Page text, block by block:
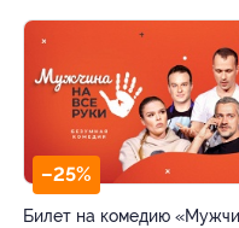
–25%
Билет на комедию